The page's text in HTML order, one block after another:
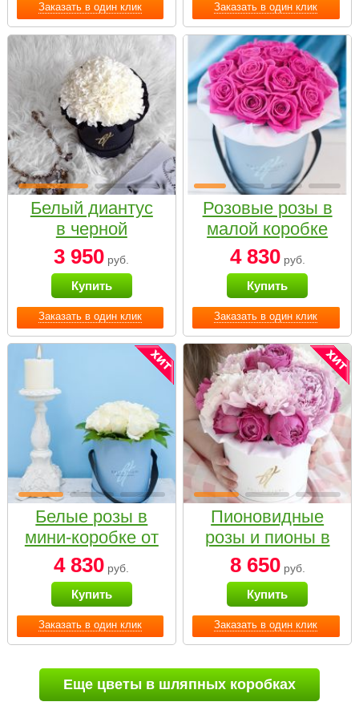
Заказать в один клик Заказать в один клик
Заказать в один клик
Белый диантус
в черной
коробке Small
3 950 руб.
Купить
Заказать в один клик
Розовые розы в
малой коробке
4 830руб.
Купить
Заказать в один клик
Белые розы в
мини-коробке от
Bella Fiori
4 830 руб.
Купить
Заказать в один клик
Пионовидные
розы и пионы в
белой коробке
Small
8 650руб.
Купить
Еще цветы в шляпных коробках